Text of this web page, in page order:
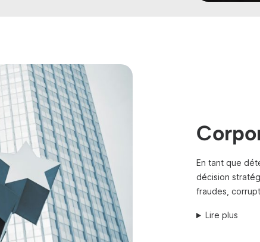
En tant que
décision
fraudes,
Lire plus